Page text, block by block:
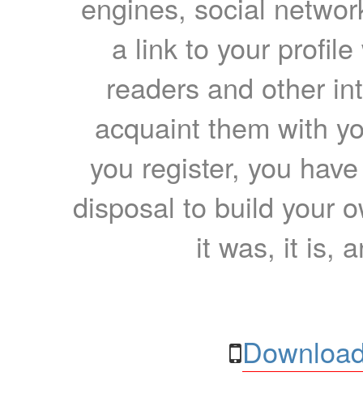
engines, social
a link to your
readers and other
acquaint them with
you register, you
disposal to build your
it was, it is,